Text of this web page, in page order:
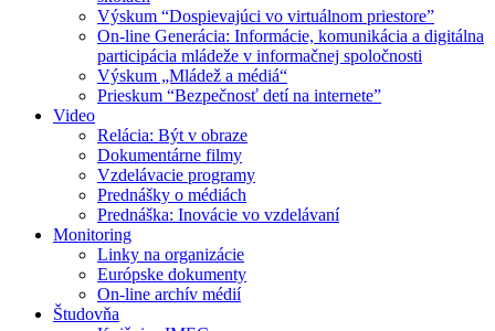
Výskum “Dospievajúci vo virtuálnom priestore”
On-line Generácia: Informácie, komunikácia a digitálna
participácia mládeže v informačnej spoločnosti
Výskum „Mládež a médiá“
Prieskum “Bezpečnosť detí na internete”
Video
Relácia: Být v obraze
Dokumentárne filmy
Vzdelávacie programy
Prednášky o médiách
Prednáška: Inovácie vo vzdelávaní
Monitoring
Linky na organizácie
Európske dokumenty
On-line archív médií
Študovňa